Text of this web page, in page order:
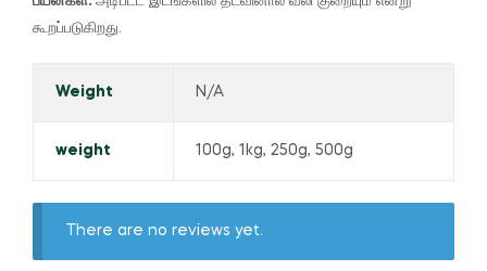
கூறப்படுகிறது.
Weight N/A
weight 100g, 1kg, 250g, 500g
There are no reviews yet.